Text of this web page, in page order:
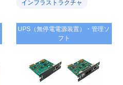
インフラストラクチャ
UPS（無停電電源装置）・管理ソ
フト